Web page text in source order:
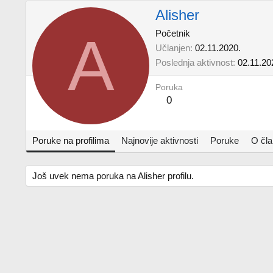
A
Alisher
Početnik
Učlanjen 02.11.2020.
Poslednja aktivnost
Poruka
0
Poruke na profilima Najnovije aktivnosti Poruke O
Još uvek nema poruka na Alisher profilu.